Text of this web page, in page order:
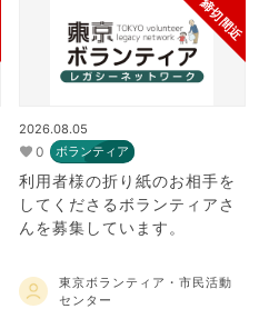
締切間近
2026.08.05
0 ボランティア
利用者様の折り紙のお相手を
してくださるボランティアさ
んを募集しています。
東京ボランティア・市民活動
センター